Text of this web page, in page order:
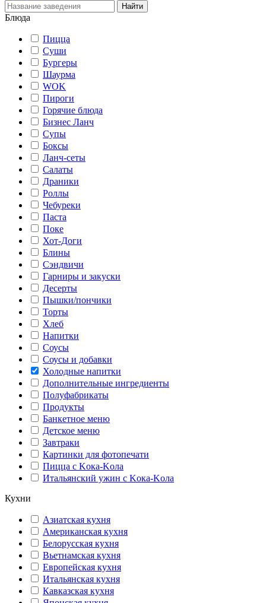
Блюда
Пицца
Суши
Бургеры
Шаурма
WOK
Пироги
Горячие блюда
Бизнес Ланч
Супы
Боксы
Ланч-сеты
Салаты
Драники
Роллы
Чебуреки
Паста
Поке
Хот-Доги
Блины
Сэндвичи
Гарниры и закуски
Десерты
Пышки/пончики
Торты
Хлеб
Напитки
Соусы
Соусы и добавки
Холодные напитки
Дополнительные ингредиенты
Полуфабрикаты
Продукты
Банкетное меню
Детское меню
Завтраки
Картинки для фотопечати
Пицца с Kока-Kола
Итальянский ужин с Kока-Kола
Кухни
Азиатская кухня
Американская кухня
Белорусская кухня
Вьетнамская кухня
Европейская кухня
Итальянская кухня
Кавказская кухня